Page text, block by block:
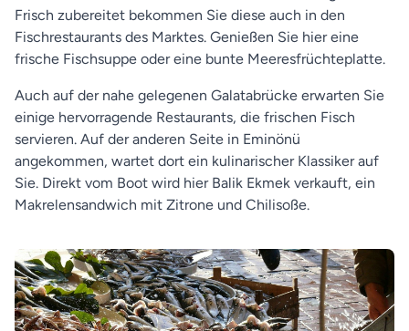
Frisch zubereitet bekommen Sie diese auch in den
Fischrestaurants des Marktes. Genießen Sie hier eine
frische Fischsuppe oder eine bunte Meeresfrüchteplatte.
Auch auf der nahe gelegenen Galatabrücke erwarten Sie
einige hervorragende Restaurants, die frischen Fisch
servieren. Auf der anderen Seite in Eminönü
angekommen, wartet dort ein kulinarischer Klassiker auf
Sie. Direkt vom Boot wird hier Balik Ekmek verkauft, ein
Makrelensandwich mit Zitrone und Chilisoße.